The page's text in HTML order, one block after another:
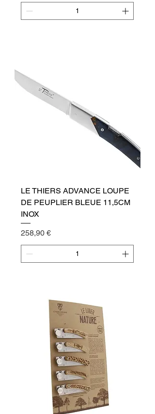
LE THIERS ADVANCE LOUPE
DE PEUPLIER BLEUE 11,5CM
INOX
Cena
258,90 €